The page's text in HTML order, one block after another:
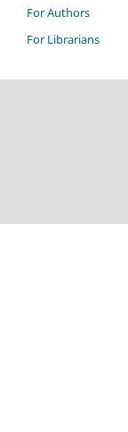
For Authors
For Librarians